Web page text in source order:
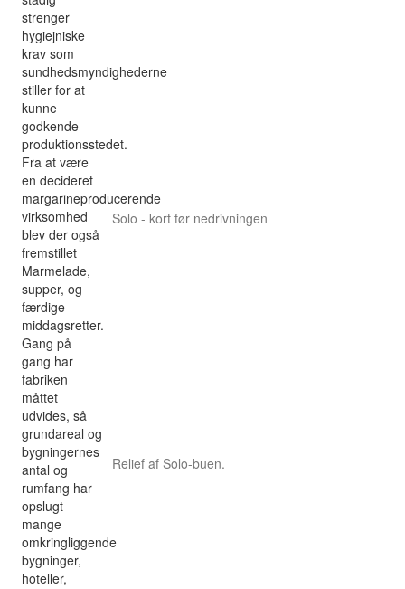
Solo - kort før nedrivningen
Relief af Solo-buen.
strenger
hygiejniske
krav som
sundhedsmyndighederne
stiller for at
kunne
godkende
produktionsstedet.
Fra at være
en decideret
margarineproducerende
virksomhed
blev der også
fremstillet
Marmelade,
supper, og
færdige
middagsretter.
Gang på
gang har
fabriken
måttet
udvides, så
grundareal og
bygningernes
antal og
rumfang har
opslugt
mange
omkringliggende
bygninger,
hoteller,